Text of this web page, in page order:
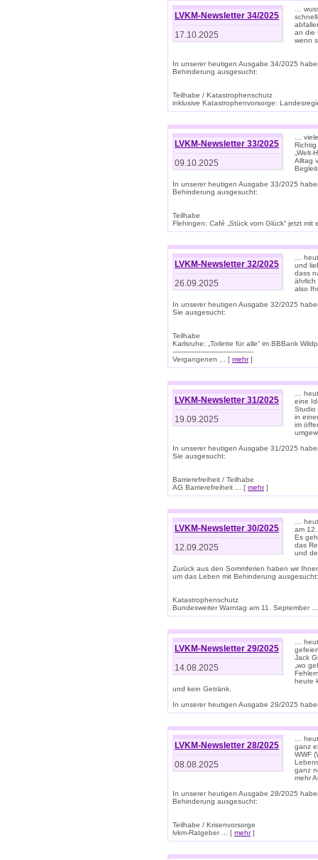
LVKM-Newsletter 34/2025
17.10.2025
…
an die
wenn
In unserer heutigen Ausgabe 34/2025
Behinderung ausgesucht:
Teilhabe / Katastrophenschutz
inklusive Katastrophenvorsorge:
LVKM-Newsletter 33/2025
09.10.2025
…
Alltag
In unserer heutigen Ausgabe 33/2025
Behinderung ausgesucht:
Teilhabe
Flehingen: Café „Stück vom Glück“ jetzt mit
LVKM-Newsletter 32/2025
26.09.2025
…
und
dass
ährlich
also
In unserer heutigen Ausgabe 32/2025
Sie ausgesucht:
Teilhabe
Karlsruhe: „Toilette für alle“ im BBBank
--------------------------------------
Vergangenen ... [ mehr]
LVKM-Newsletter 31/2025
19.09.2025
…
eine
Studio
in
im
In unserer heutigen Ausgabe 31/2025
Sie ausgesucht:
Barrierefreiheit / Teilhabe
AG Barrierefreiheit ... [ mehr]
LVKM-Newsletter 30/2025
12.09.2025
…
am
Es
das
und
Zurück aus den Sommferien haben wir
um das Leben mit Behinderung ausgesucht:
Katastrophenschutz
Bundesweiter Warntag am 11. September
LVKM-Newsletter 29/2025
14.08.2025
…
Jack
„wo
heute
und kein Getränk.
In unserer heutigen Ausgabe 29/2025
LVKM-Newsletter 28/2025
08.08.2025
…
ganz
WWF
ganz
mehr
In unserer heutigen Ausgabe 28/2025
Behinderung ausgesucht:
Teilhabe / Krisenvorsorge
lvkm-Ratgeber ... [ mehr]